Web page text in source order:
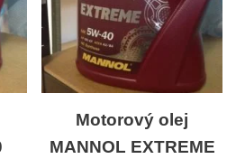
Motorový olej
MANNOL EXTREME